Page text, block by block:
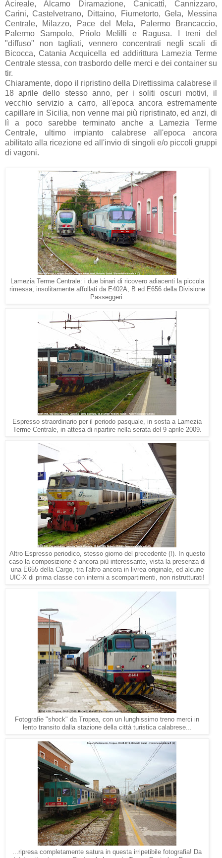
Acireale, Alcamo Diramazione, Canicattì, Cannizzaro,
Carini, Castelvetrano, Dittaino, Fiumetorto, Gela, Messina
Centrale, Milazzo, Pace del Mela, Palermo Brancaccio,
Palermo Sampolo, Priolo Melilli e Ragusa. I treni del
"diffuso" non tagliati, vennero concentrati negli scali di
Bicocca, Catania Acquicella ed addirittura Lamezia Terme
Centrale stessa, con trasbordo delle merci e dei container su
tir.
Chiaramente, dopo il ripristino della Direttissima calabrese il
18 aprile dello stesso anno, per i soliti oscuri motivi, il
vecchio servizio a carro, all'epoca ancora estremamente
capillare in Sicilia, non venne mai più ripristinato, ed anzi, di
lì a poco sarebbe terminato anche a Lamezia Terme
Centrale, ultimo impianto calabrese all'epoca ancora
abilitato alla ricezione ed all'invio di singoli e/o piccoli gruppi
di vagoni.
Lamezia Terme Centrale: i due binari di ricovero adiacenti la piccola
rimessa, insolitamente affollati da E402A, B ed E656 della Divisione
Passeggeri.
Espresso straordinario per il periodo pasquale, in sosta a Lamezia
Terme Centrale, in attesa di ripartire nella serata del 9 aprile 2009.
Altro Espresso periodico, stesso giorno del precedente (!). In questo
caso la composizione è ancora più interessante, vista la presenza di
una E655 della Cargo, tra l'altro ancora in livrea originale, ed alcune
UIC-X di prima classe con interni a scompartimenti, non ristrutturati!
Fotografie "shock" da Tropea, con un lunghissimo treno merci in
lento transito dalla stazione della città turistica calabrese...
...ripresa completamente satura in questa irripetibile fotografia! Da